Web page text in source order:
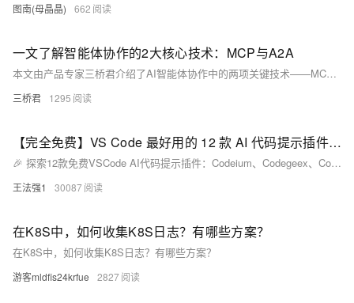
图南(母晶晶) 662
一文了解智能体协作的2大核心技术：MCP与A2A
本文由产品专家三桥君介绍了AI智能体协作中的两项关键技术——MCP（模型上下文协议）和A2A（智能体协作协议）。MCP作为智能体的"操作工具箱"，支持安全调用外部工具和资源；A2A则提供智能体间的"语言与组织能力"，实现异构智能体的发现与协同。三桥君通过应用场景分析，展示了这两项技术在跨云协作、汽车维修服务链等领域的实践价值，并指出它们将推动智能体技术向更高效的协作方向发展。
三桥君 1295
【完全免费】VS Code 最好用的 12 款 AI 代码提示插件！！！
🎉 探索12款免费VSCode AI代码提示插件：Codeium、Codegeex、CodeFuse、TONGYI Lingma、Comate、iFlyCode、Fitten Code、Bito AI、Mintlify Doc Writer、Kodezi AI、aiXcoder、IntelliCode。这些插件提供智能补全、代码生成、注释、优化，支持多种语言，提升编程效率！🚀👩‍💻👨‍💻
王法强1 30087
在K8S中，如何收集K8S日志？有哪些方案？
在K8S中，如何收集K8S日志？有哪些方案？
游客mldfis24krfue 2827